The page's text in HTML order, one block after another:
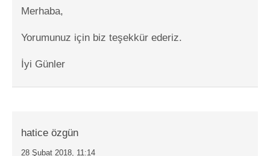
Merhaba,
Yorumunuz için biz teşekkür ederiz.
İyi Günler
hatice özgün
28 Şubat 2018, 11:14